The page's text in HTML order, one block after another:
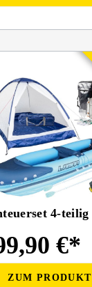
4-teilig
€*
ZUM PRODUKT